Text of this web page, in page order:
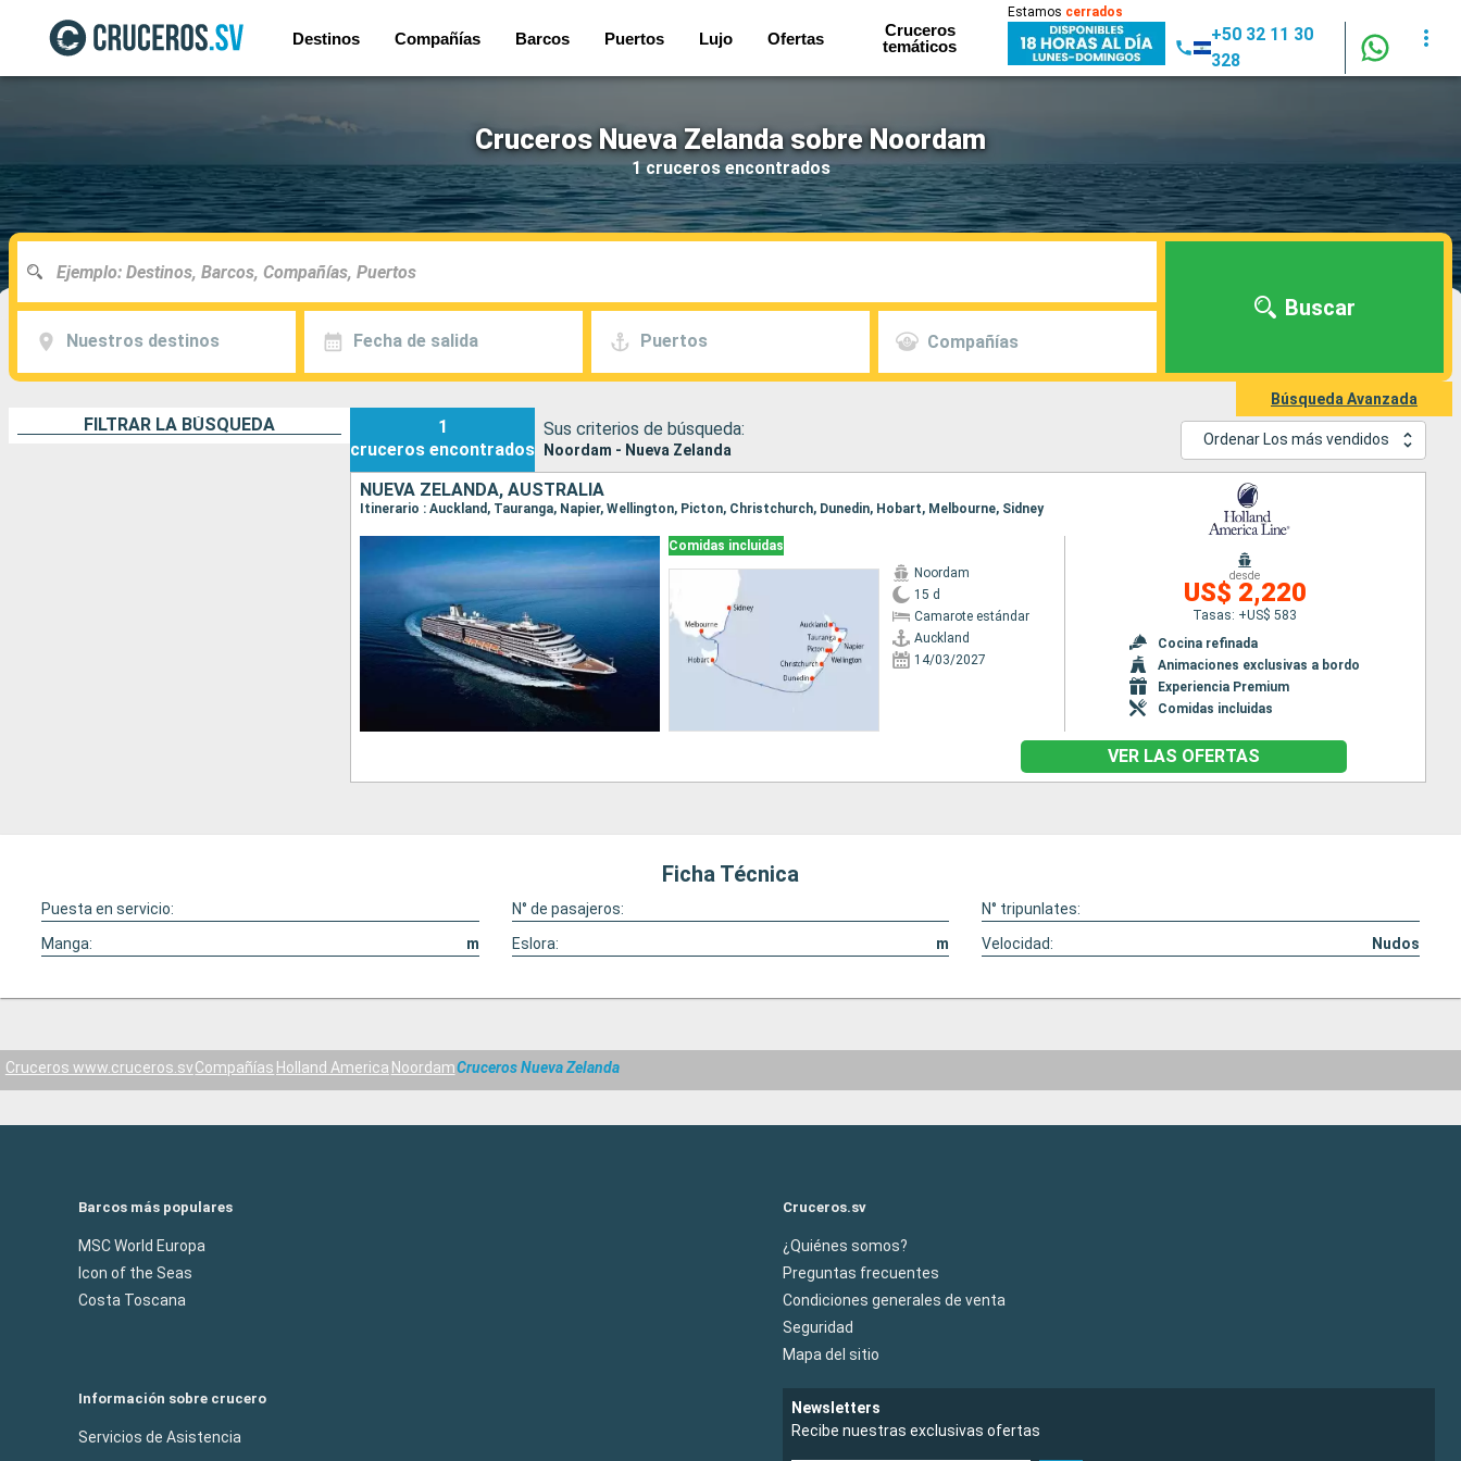
Destinos Compañías Barcos Puertos Lujo Ofertas
Cruceros
temáticos
Estamos cerrados
+50 32 11 30
328
Cruceros Nueva Zelanda sobre Noordam
1 cruceros encontrados
Nuestros destinos Fecha de salida Puertos Compañías
Buscar
Búsqueda Avanzada
FILTRAR LA BÚSQUEDA
1
cruceros encontrados
Sus criterios de búsqueda:
Noordam - Nueva Zelanda
Ordenar Los más vendidos
NUEVA ZELANDA, AUSTRALIA
Itinerario : Auckland, Tauranga, Napier, Wellington, Picton, Christchurch, Dunedin, Hobart, Melbourne, Sidney
Comidas incluidas
Noordam
15 d
Camarote estándar
Auckland
14/03/2027
desde
US$ 2,220
Tasas: +US$ 583
Cocina refinada
Animaciones exclusivas a bordo
Experiencia Premium
Comidas incluidas
VER LAS OFERTAS
Ficha Técnica
Puesta en servicio: N° de pasajeros:
N° tripunlates:
Manga:
m Eslora: m Velocidad: Nudos
Cruceros www.cruceros.svCompañías Holland America NoordamCruceros Nueva Zelanda
Barcos más populares
MSC World Europa
Icon of the Seas
Costa Toscana
Cruceros.sv
¿Quiénes somos?
Preguntas frecuentes
Condiciones generales de venta
Seguridad
Mapa del sitio
Información sobre crucero
Servicios de Asistencia
Newsletters
Recibe nuestras exclusivas ofertas